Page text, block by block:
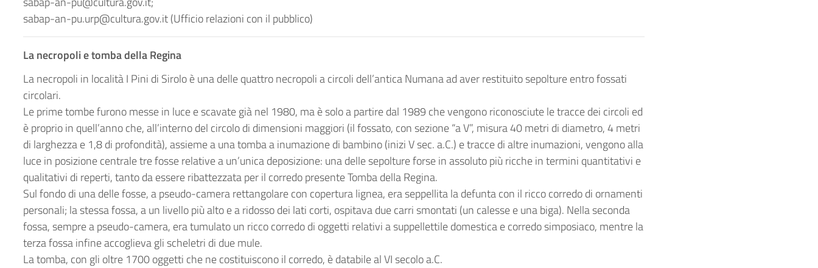
sabap-an-pu.urp@cultura.gov.it (Ufficio relazioni con il pubblico)
La necropoli e tomba della Regina
La necropoli in località I Pini di Sirolo è una delle quattro necropoli a circoli dell’antica Numana ad aver restituito sepolture entro fossati
circolari.
Le prime tombe furono messe in luce e scavate già nel 1980, ma è solo a partire dal 1989 che vengono riconosciute le tracce dei circoli ed
è proprio in quell’anno che, all’interno del circolo di dimensioni maggiori (il fossato, con sezione “a V”, misura 40 metri di diametro, 4 metri
di larghezza e 1,8 di profondità), assieme a una tomba a inumazione di bambino (inizi V sec. a.C.) e tracce di altre inumazioni, vengono alla
luce in posizione centrale tre fosse relative a un’unica deposizione: una delle sepolture forse in assoluto più ricche in termini quantitativi e
qualitativi di reperti, tanto da essere ribattezzata per il corredo presente Tomba della Regina.
Sul fondo di una delle fosse, a pseudo-camera rettangolare con copertura lignea, era seppellita la defunta con il ricco corredo di ornamenti
personali; la stessa fossa, a un livello più alto e a ridosso dei lati corti, ospitava due carri smontati (un calesse e una biga). Nella seconda
fossa, sempre a pseudo-camera, era tumulato un ricco corredo di oggetti relativi a suppellettile domestica e corredo simposiaco, mentre la
terza fossa infine accoglieva gli scheletri di due mule.
La tomba, con gli oltre 1700 oggetti che ne costituiscono il corredo, è databile al VI secolo a.C.